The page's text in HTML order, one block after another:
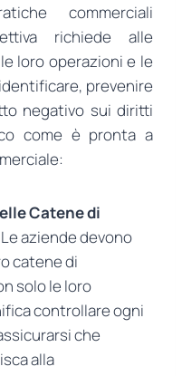
commerciali
richiede alle
loro operazioni e le
prevenire
negativo sui diritti
come è pronta a
Catene di
Le aziende devono
catene di
solo le loro
controllare ogni
che
alla